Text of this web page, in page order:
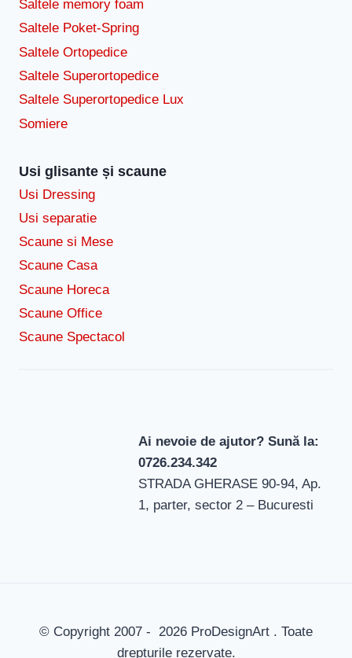
Saltele memory foam
Saltele Poket-Spring
Saltele Ortopedice
Saltele Superortopedice
Saltele Superortopedice Lux
Somiere
Usi glisante și scaune
Usi Dressing
Usi separatie
Scaune si Mese
Scaune Casa
Scaune Horeca
Scaune Office
Scaune Spectacol
Ai nevoie de ajutor? Sună la:
0726.234.342
STRADA GHERASE 90-94, Ap.
1, parter, sector 2 – Bucuresti
© Copyright 2007 - 2026 ProDesignArt . Toate
drepturile rezervate.